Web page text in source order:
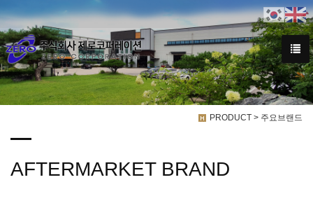
We have created a awesome theme
Far far away,behind the word mountains, far from the countries
PRODUCT > 주요브랜드
AFTERMARKET BRAND